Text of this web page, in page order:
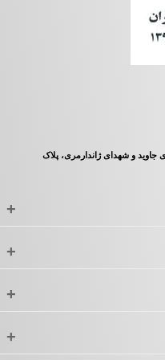
جاوید و شهدای ژاندارمری، پلاک
+
+
+
+